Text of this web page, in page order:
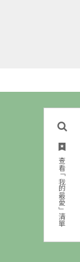
查看「我的最愛」清單